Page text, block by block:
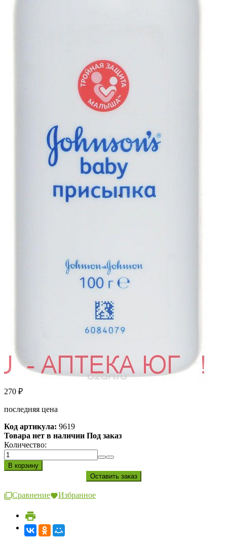
270 ₽
последняя цена
Код артикула: 9619
Товара нет в наличии Под заказ
Количество:
Сравнение Избранное